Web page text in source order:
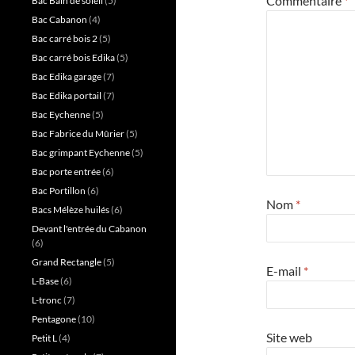
Nom *
E-mail *
Site web
Bac Cabanon (4)
Bac carré bois 2(5)
Bac carré bois Edika(5)
Bac Edika garage(7)
Bac Edika portail (7)
Bac Eychenne(5)
Bac Fabrice du Mûrier(5)
Bac grimpant Eychenne(5)
Bac porte entrée(6)
Bac Portillon (6)
Bacs Mélèze huilés(6)
Devant l'entrée du Cabanon
(6)
Grand Rectangle(5)
L-Base(6)
L-tronc (7)
Pentagone(10)
Petit L(4)